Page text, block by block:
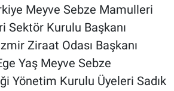
Meyve Sebze Mamulleri
Sektör Kurulu Başkanı
Ziraat Odası Başkanı
Yaş Meyve Sebze
Yönetim Kurulu Üyeleri Sadık